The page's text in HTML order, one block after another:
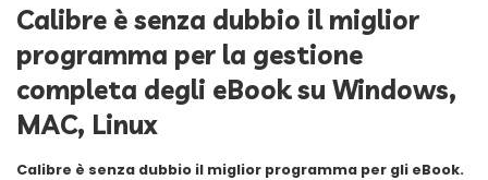
Calibre è senza dubbio il miglior
programma per la gestione
completa degli eBook su Windows,
MAC, Linux
Calibre è senza dubbio il miglior programma per gli eBook.